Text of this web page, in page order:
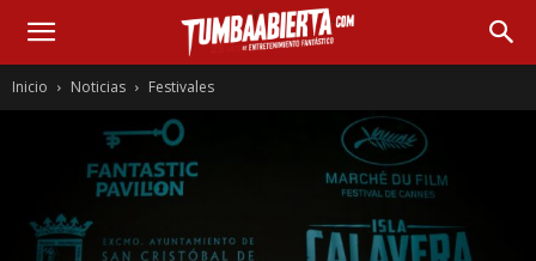
Inicio Noticias Festivales